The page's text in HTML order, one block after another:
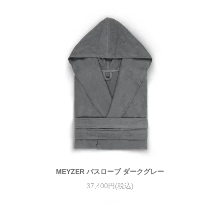
MEYZER バスローブ ダークグレー
37,400円(税込)